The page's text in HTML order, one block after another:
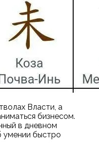
Власти, а
бизнесом.
в дневном
умении быстро